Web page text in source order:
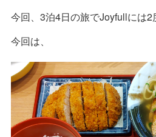
今回、3泊4日の旅でJoyfullには2
今回は、